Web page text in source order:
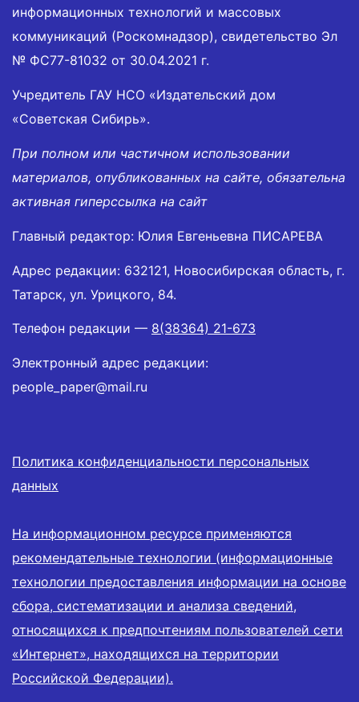
информационных технологий и массовых
коммуникаций (Роскомнадзор), свидетельство Эл
№ ФС77-81032 от 30.04.2021 г.
Учредитель ГАУ НСО «Издательский дом
«Советская Сибирь».
При полном или частичном использовании
материалов, опубликованных на сайте, обязательна
активная гиперссылка на сайт
Главный редактор: Юлия Евгеньевна ПИСАРЕВА
Адрес редакции: 632121, Новосибирская область, г.
Татарск, ул. Урицкого, 84.
Телефон редакции — 8(38364) 21-673
Электронный адрес редакции:
people_paper@mail.ru
Политика конфиденциальности персональных
данных
На информационном ресурсе применяются
рекомендательные технологии (информационные
технологии предоставления информации на основе
сбора, систематизации и анализа сведений,
относящихся к предпочтениям пользователей сети
«Интернет», находящихся на территории
Российской Федерации).